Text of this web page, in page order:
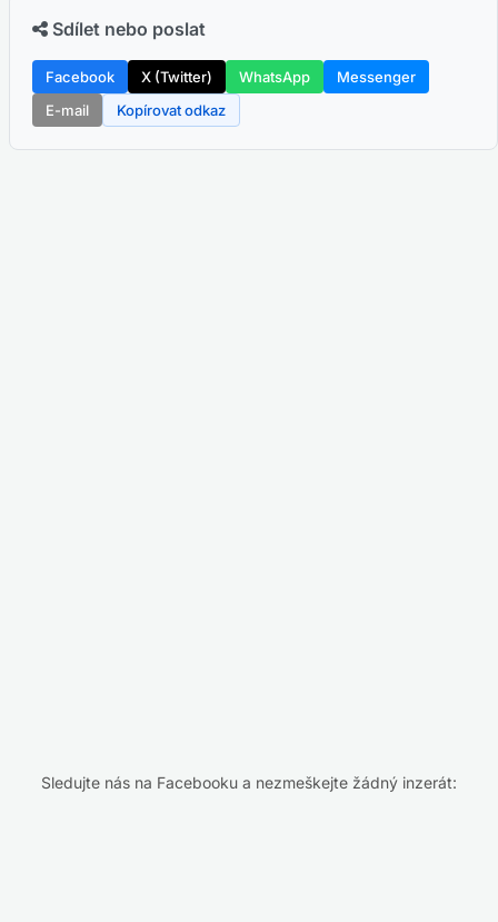
Sdílet nebo poslat
Facebook X (Twitter) WhatsApp
Messenger
E-mail
Kopírovat odkaz
Sledujte nás na Facebooku a nezmeškejte žádný inzerát: